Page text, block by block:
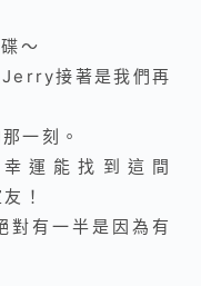
～
Jerry接著是我們再
一刻 。
運能找到這間
！
對有一半是因為有